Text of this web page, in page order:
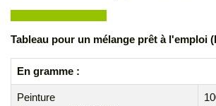
Tableau pour un mélange prêt à l'emploi
En gramme :
Peinture